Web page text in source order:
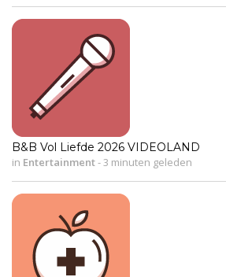
B&B Vol Liefde 2026 VIDEOLAND
in Entertainment-3 minuten geleden